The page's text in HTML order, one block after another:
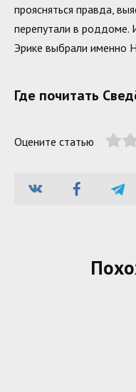
проясняться правда,
перепутали в роддоме.
Эрике выбрали именно
Где почитать
Оцените статью